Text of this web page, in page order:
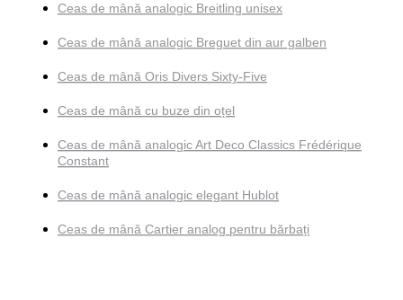
Ceas de mână analogic Breitling unisex
Ceas de mână analogic Breguet din aur galben
Ceas de mână Oris Divers Sixty-Five
Ceas de mână cu buze din oțel
Ceas de mână analogic Art Deco Classics Frédérique
Constant
Ceas de mână analogic elegant Hublot
Ceas de mână Cartier analog pentru bărbați